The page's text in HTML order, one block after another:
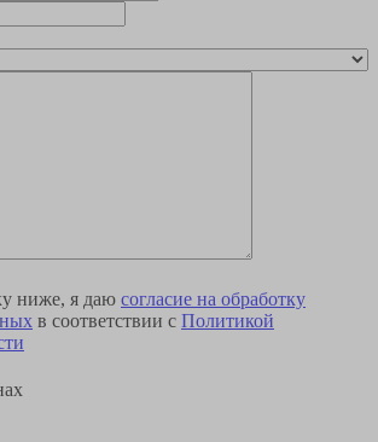
ниже, я даю согласие на обработку
в соответствии с Политикой